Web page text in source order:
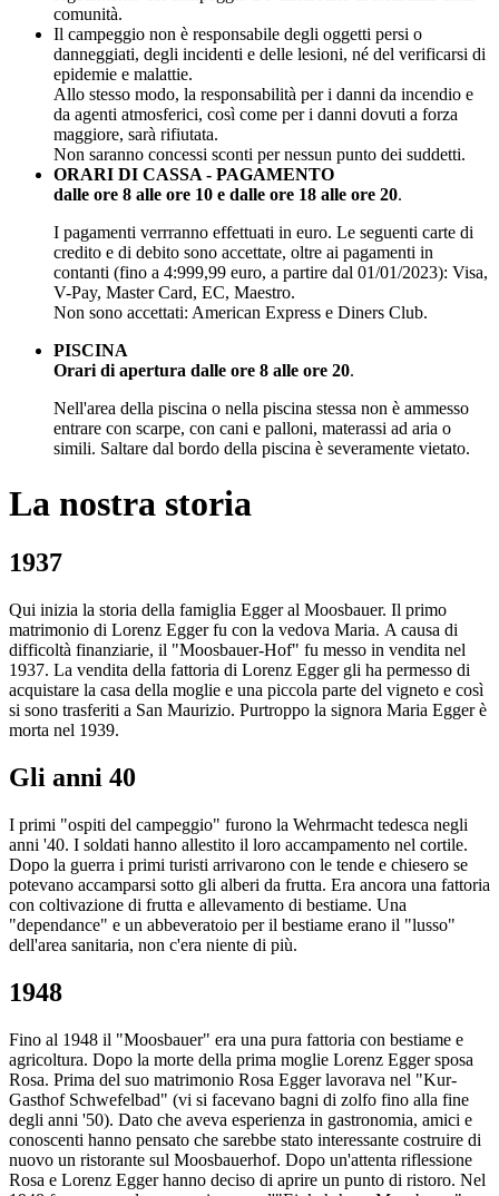
comunità.
Il campeggio non è responsabile degli oggetti persi o
danneggiati, degli incidenti e delle lesioni, né del verificarsi di
epidemie e malattie.
Allo stesso modo, la responsabilità per i danni da incendio e
da agenti atmosferici, così come per i danni dovuti a forza
maggiore, sarà rifiutata.
Non saranno concessi sconti per nessun punto dei suddetti.
ORARI DI CASSA - PAGAMENTO
dalle ore 8 alle ore 10 e dalle ore 18 alle ore 20.
I pagamenti verrranno effettuati in euro. Le seguenti carte di
credito e di debito sono accettate, oltre ai pagamenti in
contanti (fino a 4:999,99 euro, a partire dal 01/01/2023): Visa,
V-Pay, Master Card, EC, Maestro.
Non sono accettati: American Express e Diners Club.
PISCINA
Orari di apertura dalle ore 8 alle ore 20.
Nell'area della piscina o nella piscina stessa non è ammesso
entrare con scarpe, con cani e palloni, materassi ad aria o
simili. Saltare dal bordo della piscina è severamente vietato.
La nostra storia
1937
Qui inizia la storia della famiglia Egger al Moosbauer. Il primo
matrimonio di Lorenz Egger fu con la vedova Maria. A causa di
difficoltà finanziarie, il "Moosbauer-Hof" fu messo in vendita nel
1937. La vendita della fattoria di Lorenz Egger gli ha permesso di
acquistare la casa della moglie e una piccola parte del vigneto e così
si sono trasferiti a San Maurizio. Purtroppo la signora Maria Egger è
morta nel 1939.
Gli anni 40
I primi "ospiti del campeggio" furono la Wehrmacht tedesca negli
anni '40. I soldati hanno allestito il loro accampamento nel cortile.
Dopo la guerra i primi turisti arrivarono con le tende e chiesero se
potevano accamparsi sotto gli alberi da frutta. Era ancora una fattoria
con coltivazione di frutta e allevamento di bestiame. Una
"dependance" e un abbeveratoio per il bestiame erano il "lusso"
dell'area sanitaria, non c'era niente di più.
1948
Fino al 1948 il "Moosbauer" era una pura fattoria con bestiame e
agricoltura. Dopo la morte della prima moglie Lorenz Egger sposa
Rosa. Prima del suo matrimonio Rosa Egger lavorava nel "Kur-
Gasthof Schwefelbad" (vi si facevano bagni di zolfo fino alla fine
degli anni '50). Dato che aveva esperienza in gastronomia, amici e
conoscenti hanno pensato che sarebbe stato interessante costruire di
nuovo un ristorante sul Moosbauerhof. Dopo un'attenta riflessione
Rosa e Lorenz Egger hanno deciso di aprire un punto di ristoro. Nel